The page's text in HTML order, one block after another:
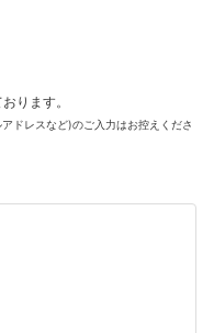
ります。
ドレスなど)のご入力はお控えくださ